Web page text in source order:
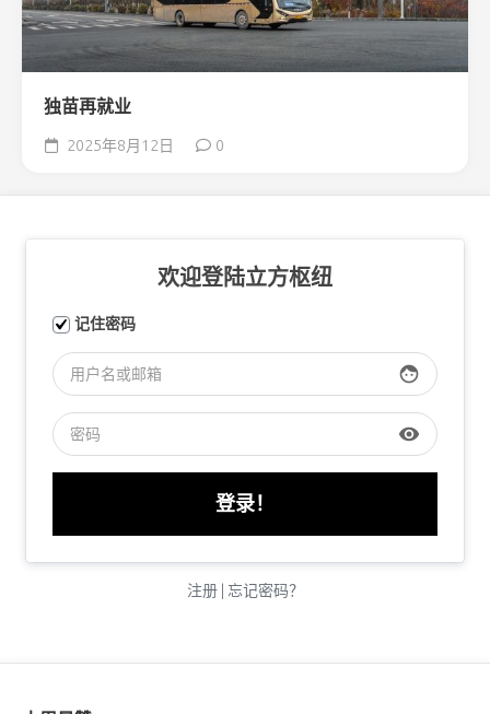
独苗再就业
2025年8月12日 0
欢迎登陆立方枢纽
记住密码
face
visibility
注册| 忘记密码？